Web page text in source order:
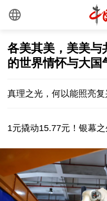
各美其美，美美
的世界情怀与大国
真理之光，何以能照亮复
1元撬动15.77元！银幕